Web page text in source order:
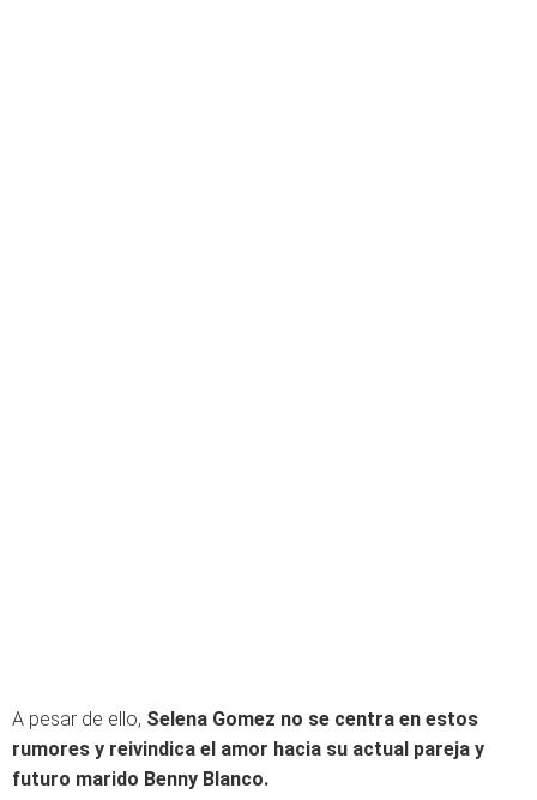
A pesar de ello, Selena Gomez no se centra en estos
rumores y reivindica el amor hacia su actual pareja y
futuro marido Benny Blanco.